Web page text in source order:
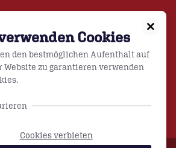
Cookies
den bestmöglichen Aufenthalt auf
Website zu garantieren verwenden
Cookies verbieten